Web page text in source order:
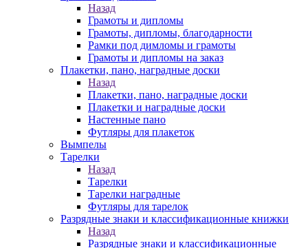
Назад
Грамоты и дипломы
Грамоты, дипломы, благодарности
Рамки под димломы и грамоты
Грамоты и дипломы на заказ
Плакетки, пано, наградные доски
Назад
Плакетки, пано, наградные доски
Плакетки и наградные доски
Настенные пано
Футляры для плакеток
Вымпелы
Тарелки
Назад
Тарелки
Тарелки наградные
Футляры для тарелок
Разрядные знаки и классификационные книжки
Назад
Разрядные знаки и классификационные